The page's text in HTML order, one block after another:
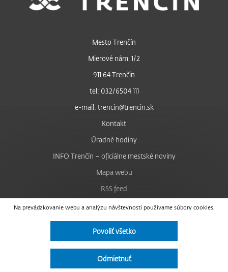
Na prevádzkovanie webu a analýzu návštevnosti používame súbory cookies.
Povoliť všetko
Odmietnuť
Mesto Trenčín
Mierové nám. 1/2
911 64 Trenčín
tel: 032/6504 111
e-mail: trencin@trencin.sk
Kontakt
Úradné hodiny
INFO Trenčín – oficiálne mestské noviny
Mapa webu
RSS feed
Nastavenie cookies
Facebook
Instagram
Vyhlásenie o prístupnosti